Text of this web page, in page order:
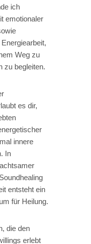
ich
emotionaler
Weg zu
zu begleiten.
es dir,
innere
In
entsteht ein
für Heilung.
die den
erlebt